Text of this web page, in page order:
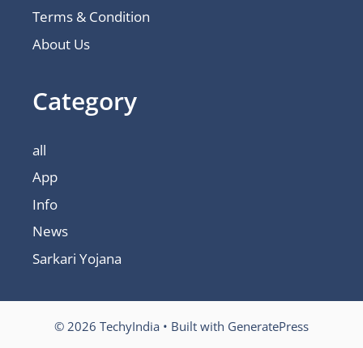
Terms & Condition
About Us
Category
all
App
Info
News
Sarkari Yojana
© 2026 TechyIndia • Built with GeneratePress